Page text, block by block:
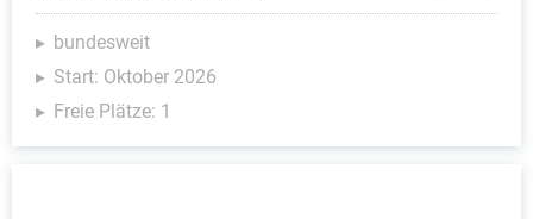
bundesweit
Start: Oktober 2026
Freie Plätze: 1